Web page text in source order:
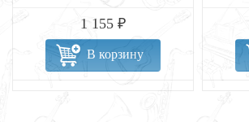
1 155 ₽
В корзину